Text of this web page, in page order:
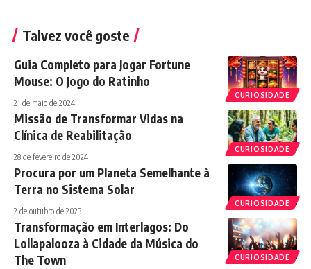
Talvez você goste
CURIOSIDADE
Guia Completo para Jogar Fortune
Mouse: O Jogo do Ratinho
21 de maio de 2024
CURIOSIDADE
Missão de Transformar Vidas na
Clínica de Reabilitação
28 de fevereiro de 2024
CURIOSIDADE
Procura por um Planeta Semelhante à
Terra no Sistema Solar
2 de outubro de 2023
CURIOSIDADE
Transformação em Interlagos: Do
Lollapalooza à Cidade da Música do
The Town